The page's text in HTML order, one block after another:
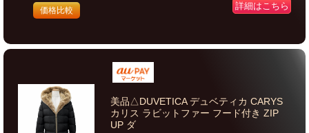
価格比較 詳細はこちら
美品△DUVETICA デュベティカ CARYS
カリス ラビットファー フード付き ZIP
UP ダ